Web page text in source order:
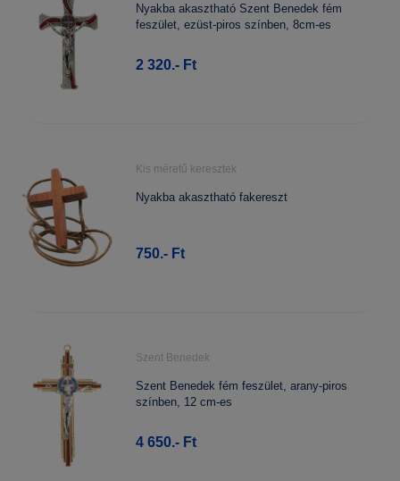
Nyakba akasztható Szent Benedek fém
feszület, ezüst-piros színben, 8cm-es
2 320.- Ft
Kis méretű keresztek
Nyakba akasztható fakereszt
750.- Ft
Szent Benedek
Szent Benedek fém feszület, arany-piros
színben, 12 cm-es
4 650.- Ft